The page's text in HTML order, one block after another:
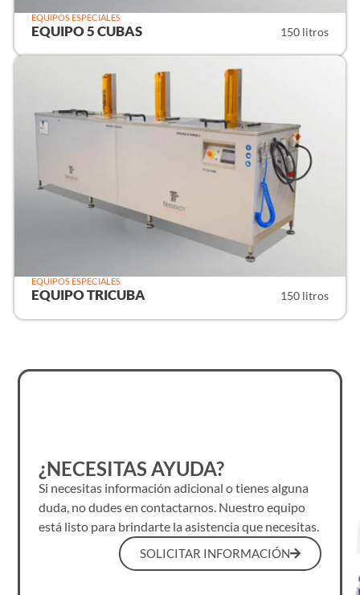
EQUIPOS ESPECIALES
EQUIPO 5 CUBAS 150 litros
EQUIPOS ESPECIALES
EQUIPO TRICUBA 150 litros
¿NECESITAS AYUDA?
Si necesitas información adicional o tienes alguna
duda, no dudes en contactarnos. Nuestro equipo
está listo para brindarte la asistencia que necesitas.
SOLICITAR INFORMACIÓN